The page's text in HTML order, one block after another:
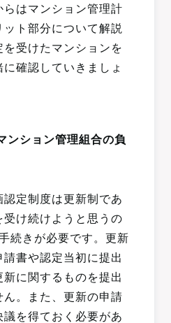
らはマンション管理計
ト部分について解説
を受けたマンションを
確認していきましょ
ンション管理組合の負
定制度は更新制であ
受け続けようと思うの
続きが必要です。更新
書や認定当初に提出
新に関するものを提出
ん。また、更新の申請
を得ておく必要があ